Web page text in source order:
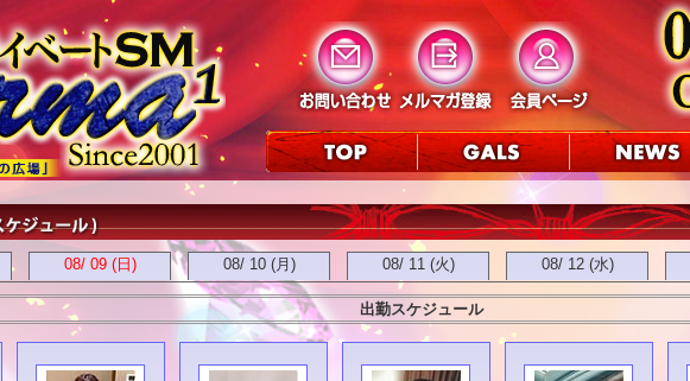
08/ 09 (日) 08/ 10 (月) 08/ 11 (火) 08/ 12 (水)
出勤スケジュール